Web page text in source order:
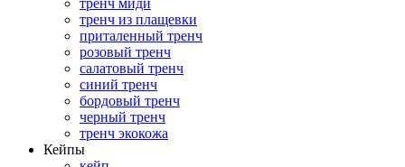
тренч из плащевки
приталенный тренч
розовый тренч
салатовый тренч
синий тренч
бордовый тренч
черный тренч
тренч экокожа
Кейпы